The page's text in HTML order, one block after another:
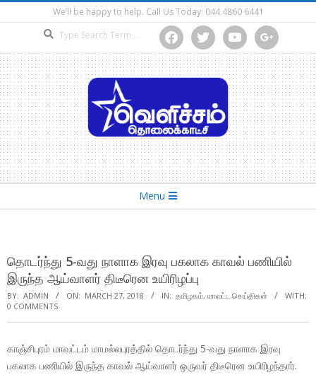
to
We’ll be happy to help. Call Us Today: 044 4860 6441
facebooktwitter youtube google
Menu
தொடர்ந்து 5-வது நாளாக இரவு பகலாக காவல் பணியில்
இருந்த ஆய்வாளர் திடீரென உயிரிழப்பு
BY: ADMIN ON: MARCH 27, 2018 IN: தமிழகம், மாவட்ட செய்திகள்
WITH:
0 COMMENTS
காஞ்சிபுரம் மாவட்டம் மாமல்லபுரத்தில் தொடர்ந்து 5-வது நாளாக இரவு
பகலாக பணியில் இருந்த காவல் ஆய்வாளர் ஒருவர் திடீரென உயிரிழந்தார்.